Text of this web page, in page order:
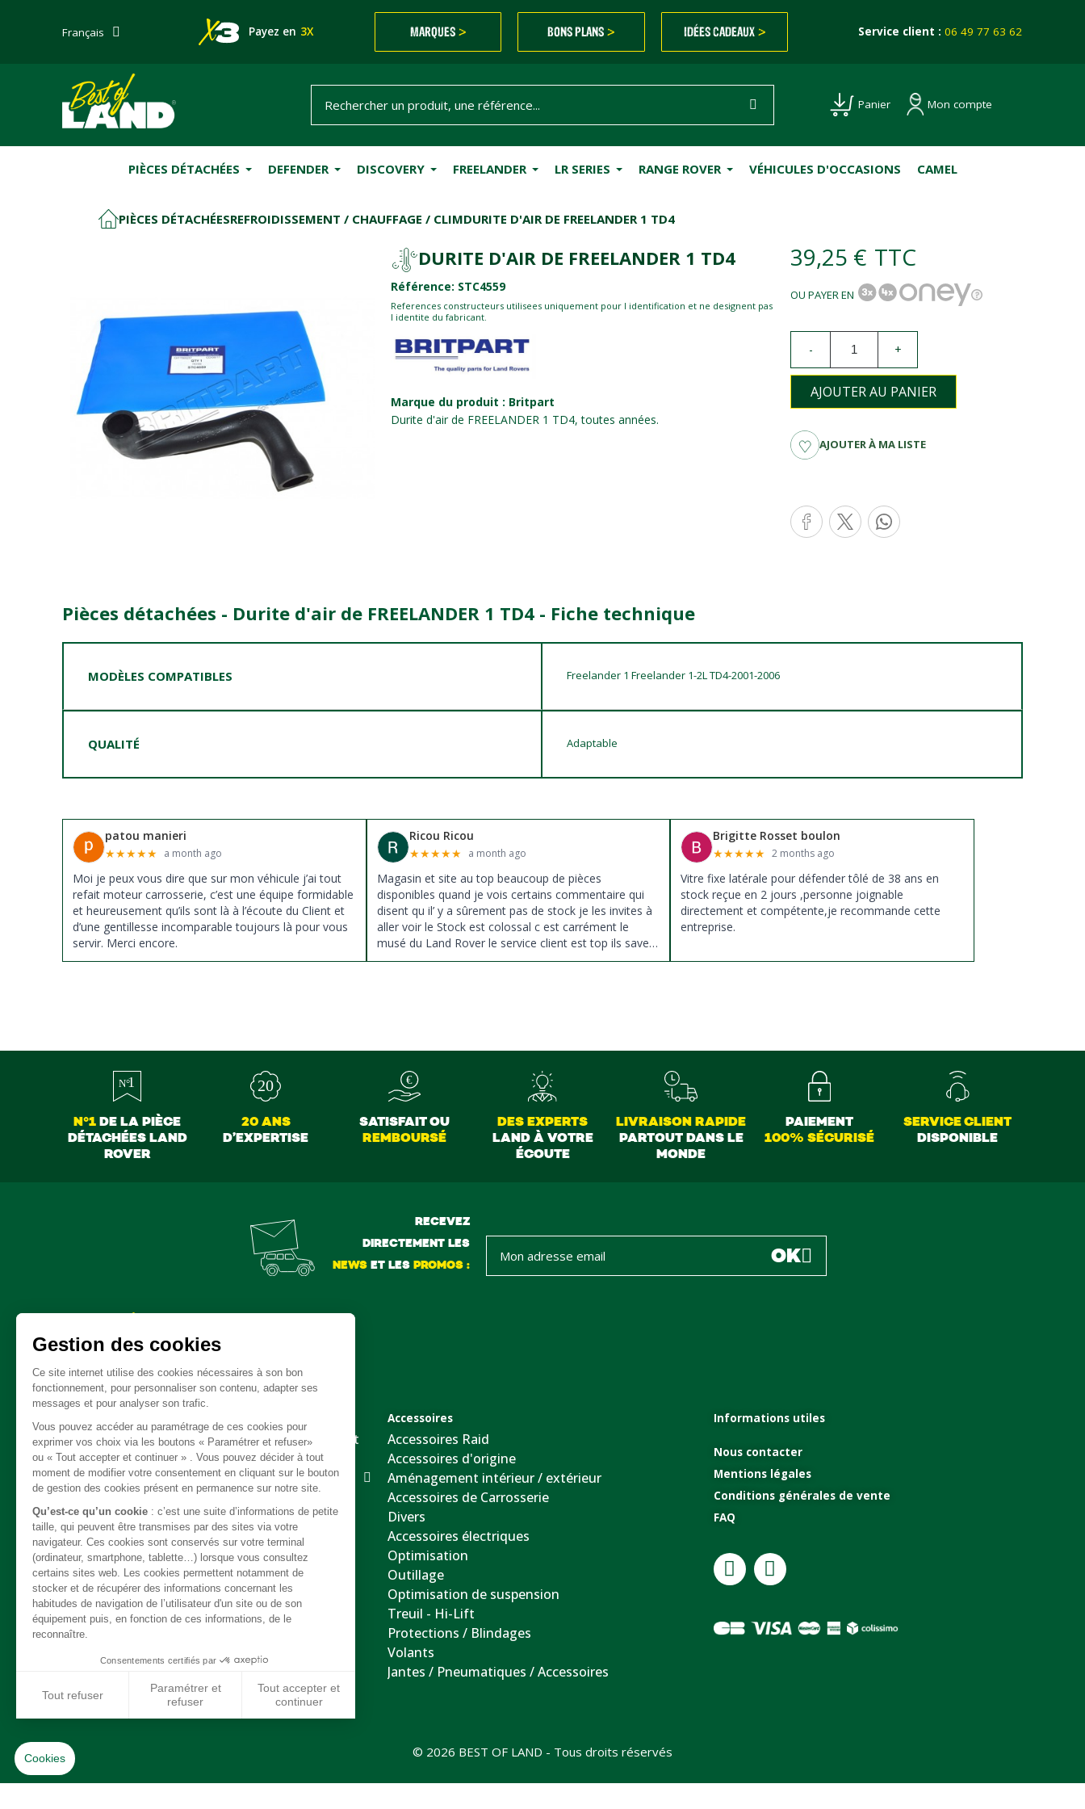
Français Payez en 3X MARQUES > BONS PLANS > IDÉES CADEAUX > Service client :06 49 77 63 62
Panier Mon compte
PIÈCES DÉTACHÉES DEFENDER DISCOVERY FREELANDER LR SERIES RANGE ROVER VÉHICULES D'OCCASIONS CAMEL
PIÈCES DÉTACHÉESREFROIDISSEMENT / CHAUFFAGE / CLIMDURITE D'AIR DE FREELANDER 1 TD4
DURITE D'AIR DE FREELANDER 1 TD4
Référence: STC4559
References constructeurs utilisees uniquement pour l identification et ne designent pas
l identite du fabricant.
Marque du produit : Britpart
Durite d'air de FREELANDER 1 TD4, toutes années.
39,25 € TTC
OU PAYER EN
- +
AJOUTER AU PANIER
AJOUTER À MA LISTE
Pièces détachées - Durite d'air de FREELANDER 1 TD4 - Fiche technique
MODÈLES COMPATIBLES Freelander 1 Freelander 1-2L TD4-2001-2006
QUALITÉ Adaptable
patou manieri
★★★★★ a month ago
Moi je peux vous dire que sur mon véhicule j’ai tout
refait moteur carrosserie, c’est une équipe formidable
et heureusement qu’ils sont là à l’écoute du Client et
d’une gentillesse incomparable toujours là pour vous
servir. Merci encore.
Ricou Ricou
★★★★★ a month ago
Magasin et site au top beaucoup de pièces
disponibles quand je vois certains commentaire qui
disent qu il’ y a sûrement pas de stock je les invites à
aller voir le Stock est colossal c est carrément le
musé du Land Rover le service client est top ils savent
donné des conseils et ne pousse pas à la vente ils
Brigitte Rosset boulon
★★★★★ 2 months ago
Vitre fixe latérale pour défender tôlé de 38 ans en
stock reçue en 2 jours ,personne joignable
directement et compétente,je recommande cette
entreprise.
N°1DE LA PIÈCE
DÉTACHÉES LAND
ROVER
20 ANS
D’EXPERTISE
SATISFAIT OU
REMBOURSÉ
DES EXPERTS
LAND À VOTRE
ÉCOUTE
LIVRAISON RAPIDE
PARTOUT DANS LE
MONDE
PAIEMENT
100% SÉCURISÉ
SERVICE CLIENT
DISPONIBLE
RECEVEZ
DIRECTEMENT LES
NEWSET LES PROMOS : OK
Embrayage - Boite de vitesse / boite de transfert
Câble
Carrosserie / Chassis
Direction
Echappement
Electricité
Freinage
Intérieur
Moteur
Refroidissement / chauffage / clim
Suspension
Système de carburant
Jantes / Pneumatiques
Accessoires
Accessoires Raid
Accessoires d'origine
Aménagement intérieur / extérieur
Accessoires de Carrosserie
Divers
Accessoires électriques
Optimisation
Outillage
Optimisation de suspension
Treuil - Hi-Lift
Protections / Blindages
Volants
Jantes / Pneumatiques / Accessoires
Informations utiles
Nous contacter
Mentions légales
Conditions générales de vente
FAQ
© 2026 BEST OF LAND - Tous droits réservés